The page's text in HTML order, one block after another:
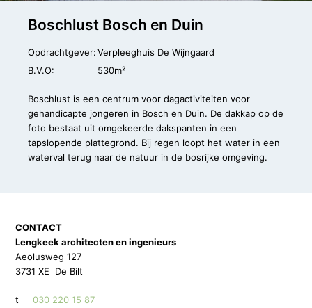
Boschlust Bosch en Duin
Opdrachtgever:Verpleeghuis De Wijngaard
B.V.O:
530m²
Boschlust is een centrum voor dagactiviteiten voor
gehandicapte jongeren in Bosch en Duin. De dakkap op de
foto bestaat uit omgekeerde dakspanten in een
tapslopende plattegrond. Bij regen loopt het water in een
waterval terug naar de natuur in de bosrijke omgeving.
CONTACT
Lengkeek architecten en ingenieurs
Aeolusweg 127
3731 XE De Bilt
t030 220 15 87